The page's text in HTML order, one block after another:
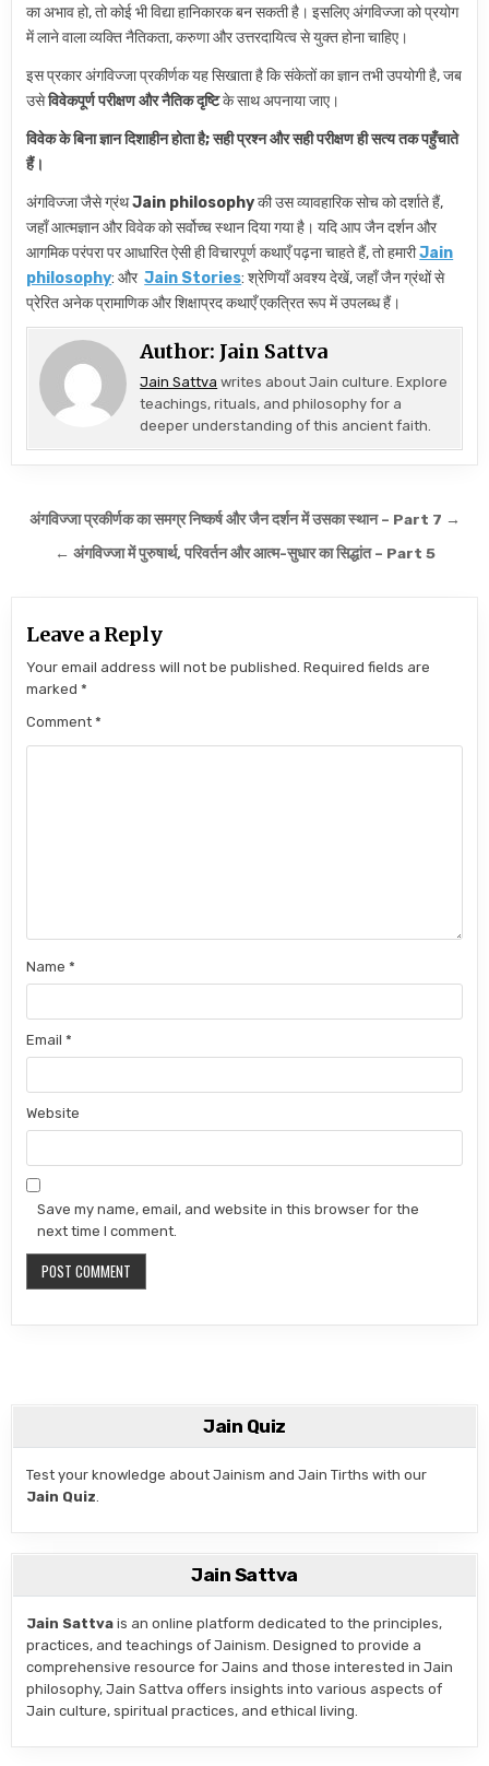
का अभाव हो, तो कोई भी विद्या हानिकारक बन सकती है। इसलिए अंगविज्जा को प्रयोग
में लाने वाला व्यक्ति नैतिकता, करुणा और उत्तरदायित्व से युक्त होना चाहिए।
इस प्रकार अंगविज्जा प्रकीर्णक यह सिखाता है कि संकेतों का ज्ञान तभी उपयोगी है, जब
उसेविवेकपूर्ण परीक्षण और नैतिक दृष्टिके साथ अपनाया जाए।
विवेक के बिना ज्ञान दिशाहीन होता है; सही प्रश्न और सही परीक्षण ही सत्य तक पहुँचाते
हैं।
अंगविज्जा जैसे ग्रंथJain philosophyकी उस व्यावहारिक सोच को दर्शाते हैं,
जहाँ आत्मज्ञान और विवेक को सर्वोच्च स्थान दिया गया है। यदि आप जैन दर्शन और
आगमिक परंपरा पर आधारित ऐसी ही विचारपूर्ण कथाएँ पढ़ना चाहते हैं, तो हमारीJain
philosophy: औरJain Stories: श्रेणियाँ अवश्य देखें, जहाँ जैन ग्रंथों से
प्रेरित अनेक प्रामाणिक और शिक्षाप्रद कथाएँ एकत्रित रूप में उपलब्ध हैं।
Author: Jain Sattva
Jain Sattva writes about Jain culture. Explore
teachings, rituals, and philosophy for a
deeper understanding of this ancient faith.
Post navigation
अंगविज्जा प्रकीर्णक का समग्र निष्कर्ष और जैन दर्शन में उसका स्थान – Part 7 →
← अंगविज्जा में पुरुषार्थ, परिवर्तन और आत्म-सुधार का सिद्धांत – Part 5
Leave a Reply
Your email address will not be published. Required fields are
marked*
Comment*
Name*
Email*
Website
Save my name, email, and website in this browser for the
next time I comment.
Jain Quiz
Test your knowledge about Jainism and Jain Tirths with our
Jain Quiz.
Jain Sattva
Jain Sattva is an online platform dedicated to the principles,
practices, and teachings of Jainism. Designed to provide a
comprehensive resource for Jains and those interested in Jain
philosophy, Jain Sattva offers insights into various aspects of
Jain culture, spiritual practices, and ethical living.